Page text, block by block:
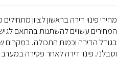
וסבלני. פינוי דירה לאחר פטירה במערב העיר נע בין 8,000 ₪ ל-25,000 ₪, וכולל טיפול רגיש